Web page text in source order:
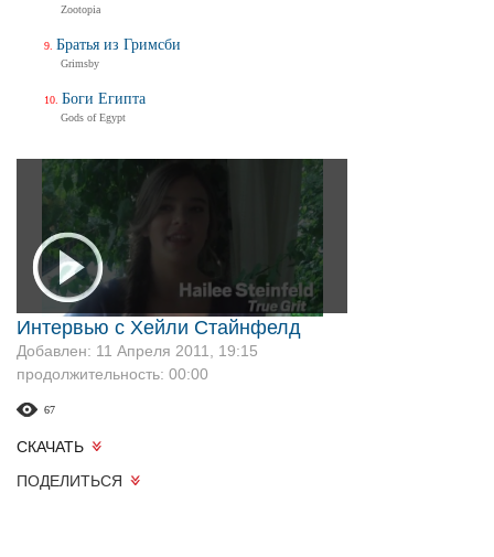
Интервью с Хейли Стайнфелд
Добавлен: 11 Апреля 2011, 19:15
продолжительность: 00:00
67
СКАЧАТЬ
ПОДЕЛИТЬСЯ
Zootopia
Братья из Гримсби
Grimsby
Боги Египта
Gods of Egypt